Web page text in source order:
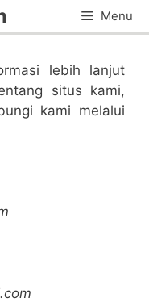
Menu
lebih lanjut
situs kami,
kami melalui